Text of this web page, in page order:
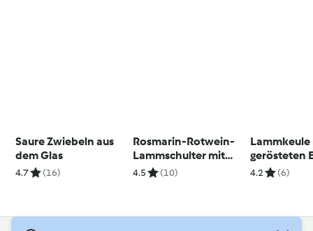
Saure Zwiebeln aus
dem Glas
4.7 (16)
Rosmarin-Rotwein-
Lammschulter mit
Rohkostsalat und
4.5 (10)
gerösteten
Gemüse
4.2 (6)